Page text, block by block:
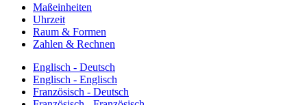
Maßeinheiten
Uhrzeit
Raum & Formen
Zahlen & Rechnen
Englisch - Deutsch
Englisch - Englisch
Französisch - Deutsch